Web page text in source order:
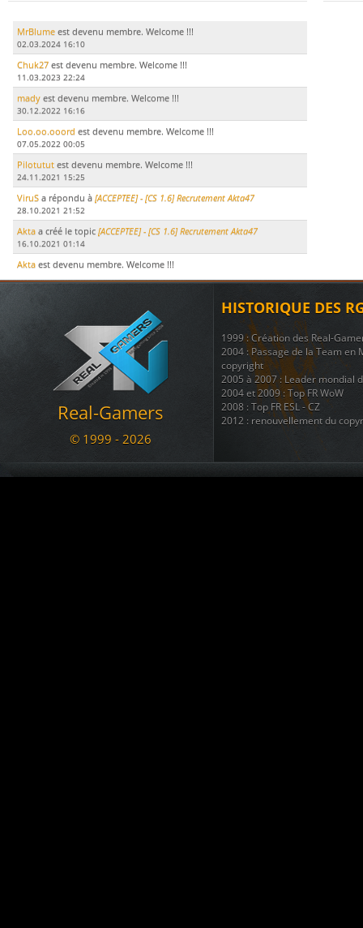
MrBlume est devenu membre. Welcome !!!
02.03.2024 16:10
Chuk27 est devenu membre. Welcome !!!
11.03.2023 22:24
mady est devenu membre. Welcome !!!
30.12.2022 16:16
Loo.oo.ooord est devenu membre. Welcome !!!
07.05.2022 00:05
Pilotutut est devenu membre. Welcome !!!
24.11.2021 15:25
ViruS a répondu à [ACCEPTEE] - [CS 1.6] Recrutement Akta47
28.10.2021 21:52
Akta a créé le topic [ACCEPTEE] - [CS 1.6] Recrutement Akta47
16.10.2021 01:14
Akta est devenu membre. Welcome !!!
Le Marsouina créé le topicban
17.11.2020 21:51
a créé le topic BAN
05.11.2020 17:07
[RG - LOL] vs. NyanTrain
02.11.2020 12:56
02.11.2020 12:43
KADOZERRest devenu membre. Welcome !!!
30.08.2020 12:38
Real-Gamers
© 1999 - 2026
HISTORIQUE DES
1999 : Création des Real-
2004 : Passage de la Team
copyright
2005 à 2007 : Leader mondial
2004 et 2009 : Top FR WoW
2008 : Top FR ESL - CZ
2012 : renouvellement du
regroupant 8 autres sites (
ainsi que + d'une douzaine de